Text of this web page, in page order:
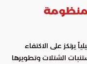
يرتكز على الاكتفاء
الشتلات وتطويرها